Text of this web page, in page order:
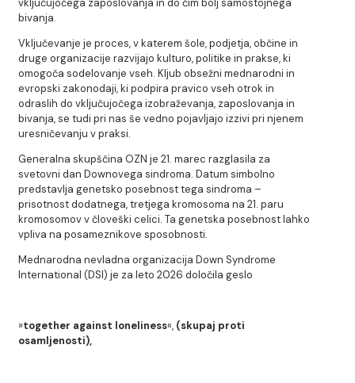
bivanja.
Vključevanje je proces, v katerem šole, podjetja, občine in
druge organizacije razvijajo kulturo, politike in prakse, ki
omogoča sodelovanje vseh. Kljub obsežni mednarodni in
evropski zakonodaji, ki podpira pravico vseh otrok in
odraslih do vključujočega izobraževanja, zaposlovanja in
bivanja, se tudi pri nas še vedno pojavljajo izzivi pri njenem
uresničevanju v praksi.
Generalna skupščina OZN je 21. marec razglasila za
svetovni dan Downovega sindroma. Datum simbolno
predstavlja genetsko posebnost tega sindroma –
prisotnost dodatnega, tretjega kromosoma na 21. paru
kromosomov v človeški celici. Ta genetska posebnost lahko
vpliva na posameznikove sposobnosti.
Mednarodna nevladna organizacija Down Syndrome
International (DSI) je za leto 2026 določila geslo
»together against loneliness«, (skupaj proti
osamljenosti),